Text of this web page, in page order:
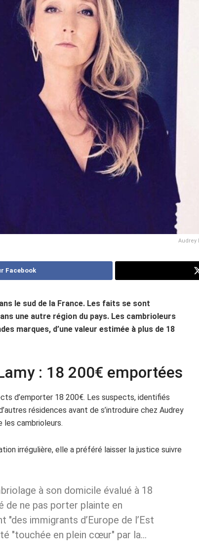
Audrey
Facebook
le sud de la France. Les faits se sont
une autre région du pays. Les cambrioleurs
marques, d’une valeur estimée à plus de 18
: 18 200€ emportées
d’emporter 18 200€. Les suspects, identifiés
résidences avant de s’introduire chez Audrey
les cambrioleurs.
irrégulière, elle a préféré laisser la justice suivre
à son domicile évalué à 18
de ne pas porter plainte en
immigrants d’Europe de l’Est
"touchée en plein cœur" par la…